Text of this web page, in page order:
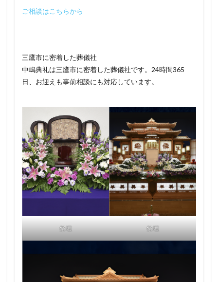
ご相談はこちらから
三鷹市に密着した葬儀社
中嶋典礼は三鷹市に密着した葬儀社です。24時間365
日、お迎えも事前相談にも対応しています。
祭壇 祭壇